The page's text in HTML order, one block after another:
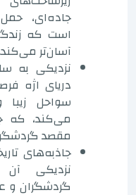
جاده‌ای،
است که
آسان‌تر می‌کند.
نزدیکی به
دریای اژه
سواحل
می‌کند، که
مقصد
جاذبه‌های
نزدیکی آن
گردشگران و